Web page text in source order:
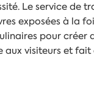
Le service de
exposées à la
pour
visiteurs et